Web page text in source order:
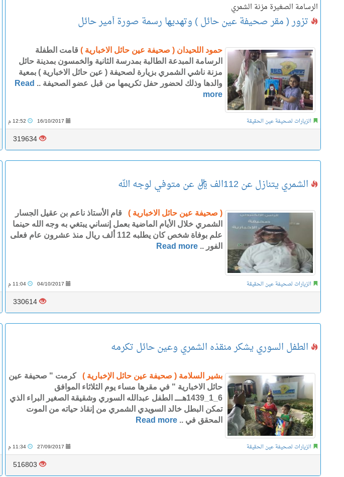
الرسامة الصغيرة مزنة الشمري
تزور ( مقر صحيفة عين حائل ) وتهديها رسمة صورة أمير حائل
حمود اللحيدان ( صحيفة عين حائل الاخبارية ) قامت الطفلة
الرسامة المبدعة الطالبة بمدرسة الثانية والخمسون بمدينة حائل
مزنة ناشي الشمري بزيارة لصحيفة ( عين حائل الاخبارية ) بمعية
والدها وذلك لحضور حفل تكريمها من قبل عضو الصحيفة .. Read
more
الزيارات لصحيفة عين الحقيقة 16/10/2017 12:52 م
319634
الشمري يتنازل عن 112الف ريال عن متوفي لوجه الله
( صحيفة عين حائل الاخبارية )
قام الأستاذ ناعم بن عقيل الجسار
الشمري خلال الأيام الماضية بعمل إنساني يبتغي به وجه الله حينما
علم بوفاة شخص كان يطلبه 112 ألف ريال منذ عشرون عام فعلى
الفور .. Read more
الزيارات لصحيفة عين الحقيقة 04/10/2017 11:04 م
330614
الطفل السوري يشكر منقذه الشمري وعين حائل تكرمه
بشير السلامة ( صحيفة عين حائل الإخبارية )
كرمت " صحيفة عين
حائل الاخبارية " في مقرها مساء يوم الثلاثاء الموافق
6_1_1439هـــ الطفل عبدالله السوري وشقيقة الصغير البراء الذي
تمكن البطل خالد السويدي الشمري من إنقاذ حياته من الموت
المحقق في .. Read more
الزيارات لصحيفة عين الحقيقة 27/09/2017 11:34 م
516803